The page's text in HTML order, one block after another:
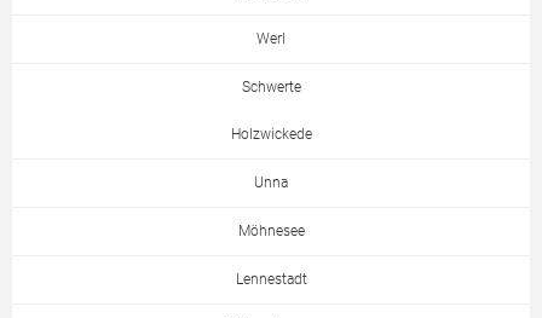
Werl
Schwerte
Holzwickede
Unna
Möhnesee
Lennestadt